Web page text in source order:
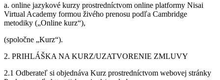
a. online jazykové kurzy prostredníctvom online platformy Nisai
Virtual Academy formou živého prenosu podľa Cambridge
metodiky („Online kurz“),
(spoločne „Kurz“).
2. PRIHLÁŠKA NA KURZ/UZATVORENIE ZMLUVY
2.1 Odberateľ si objednáva Kurz prostredníctvom webovej stránky